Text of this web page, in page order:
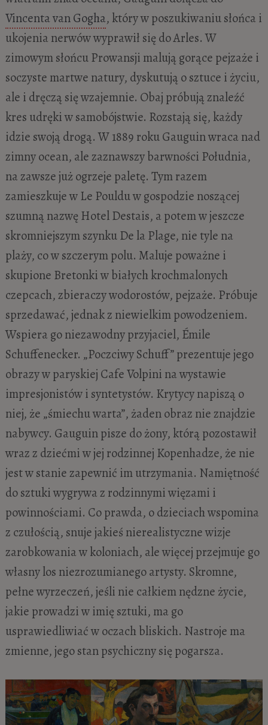
Vincenta van Gogha, który w poszukiwaniu słońca i
ukojenia nerwów wyprawił się do Arles. W
zimowym słońcu Prowansji malują gorące pejzaże i
soczyste martwe natury, dyskutują o sztuce i życiu,
ale i dręczą się wzajemnie. Obaj próbują znaleźć
kres udręki w samobójstwie. Rozstają się, każdy
idzie swoją drogą. W 1889 roku Gauguin wraca nad
zimny ocean, ale zaznawszy barwności Południa,
na zawsze już ogrzeje paletę. Tym razem
zamieszkuje w Le Pouldu w gospodzie noszącej
szumną nazwę Hotel Destais, a potem w jeszcze
skromniejszym szynku De la Plage, nie tyle na
plaży, co w szczerym polu. Maluje poważne i
skupione Bretonki w białych krochmalonych
czepcach, zbieraczy wodorostów, pejzaże. Próbuje
sprzedawać, jednak z niewielkim powodzeniem.
Wspiera go niezawodny przyjaciel, Émile
Schuffenecker. „Poczciwy Schuff” prezentuje jego
obrazy w paryskiej Cafe Volpini na wystawie
impresjonistów i syntetystów. Krytycy napiszą o
niej, że „śmiechu warta”, żaden obraz nie znajdzie
nabywcy. Gauguin pisze do żony, którą pozostawił
wraz z dziećmi w jej rodzinnej Kopenhadze, że nie
jest w stanie zapewnić im utrzymania. Namiętność
do sztuki wygrywa z rodzinnymi więzami i
powinnościami. Co prawda, o dzieciach wspomina
z czułością, snuje jakieś nierealistyczne wizje
zarobkowania w koloniach, ale więcej przejmuje go
własny los niezrozumianego artysty. Skromne,
pełne wyrzeczeń, jeśli nie całkiem nędzne życie,
jakie prowadzi w imię sztuki, ma go
usprawiedliwiać w oczach bliskich. Nastroje ma
zmienne, jego stan psychiczny się pogarsza.